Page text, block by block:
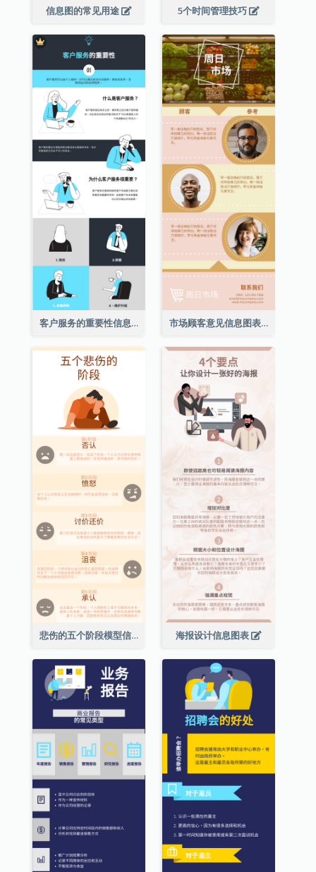
信息图的常见用途 5个时间管理技巧
客户服务的重要性信息图表 市场顾客意见信息图表
悲伤的五个阶段模型信息图表 海报设计信息图表